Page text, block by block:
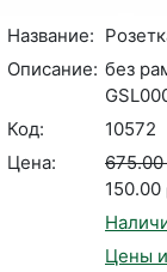
Название:
Описание: без
Код:
10572
Цена:
675.00
150.00
Цены